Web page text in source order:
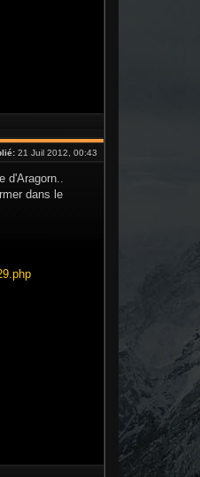
21 Juil 2012, 00:43
d'Aragorn..
dans le